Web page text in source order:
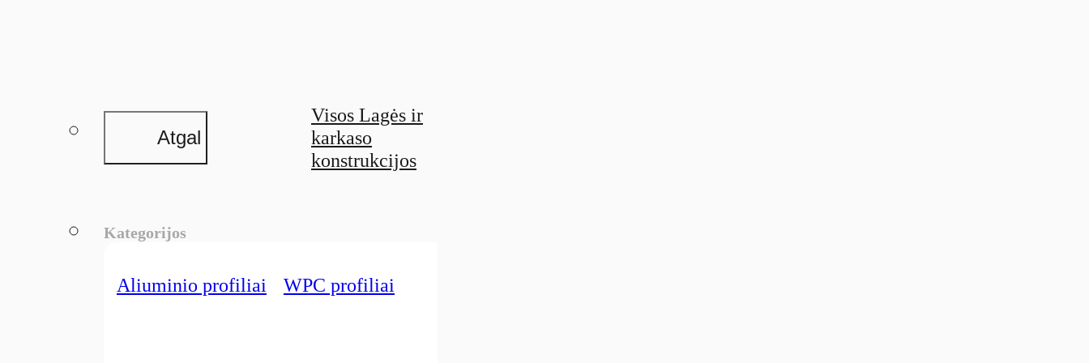
Atgal
Visos Lagės ir
karkaso
konstrukcijos
Kategorijos
Aliuminio profiliai WPC profiliai